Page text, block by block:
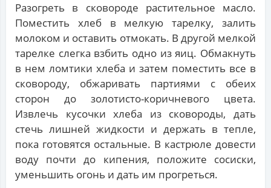
Разогреть в сковороде растительное масло.
Поместить хлеб в мелкую тарелку, залить
молоком и оставить отмокать. В другой мелкой
тарелке слегка взбить одно из яиц. Обмакнуть
в нем ломтики хлеба и затем поместить все в
сковороду, обжаривать партиями с обеих
сторон до золотисто-коричневого цвета.
Извлечь кусочки хлеба из сковороды, дать
стечь лишней жидкости и держать в тепле,
пока готовятся остальные. В кастрюле довести
воду почти до кипения, положите сосиски,
уменьшить огонь и дать им прогреться.